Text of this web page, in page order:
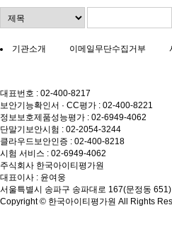
기관소개 이메일무단수집거부
대표번호 : 02-400-8217
보안기능확인서 · CC평가 : 02-400-8221
정보보호제품성능평가 : 02-6949-4062
단말기보안시험 : 02-2054-3244
클라우드보안인증 : 02-400-8218
시험 서비스 : 02-6949-4062
주식회사 한국아이티평가원
대표이사 : 윤여웅
서울특별시 송파구 송파대로 167(문정동
Copyright © 한국아이티평가원 All Rights